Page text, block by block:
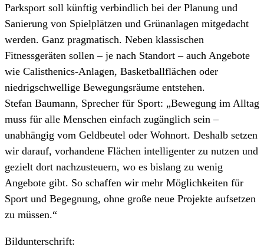
Parksport soll künftig verbindlich bei der Planung und
Sanierung von Spielplätzen und Grünanlagen mitgedacht
werden. Ganz pragmatisch. Neben klassischen
Fitnessgeräten sollen – je nach Standort – auch Angebote
wie Calisthenics-Anlagen, Basketballflächen oder
niedrigschwellige Bewegungsräume entstehen.
Stefan Baumann, Sprecher für Sport: „Bewegung im Alltag
muss für alle Menschen einfach zugänglich sein –
unabhängig vom Geldbeutel oder Wohnort. Deshalb setzen
wir darauf, vorhandene Flächen intelligenter zu nutzen und
gezielt dort nachzusteuern, wo es bislang zu wenig
Angebote gibt. So schaffen wir mehr Möglichkeiten für
Sport und Begegnung, ohne große neue Projekte aufsetzen
zu müssen.“
Bildunterschrift: